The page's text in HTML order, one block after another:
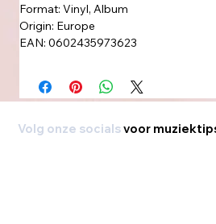
Format: Vinyl, Album
Origin: Europe
EAN: 0602435973623
Volg onze socialsvoor